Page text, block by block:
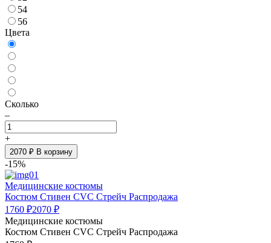
54
56
Цвета
Сколько
–
+
2070 ₽ В корзину
-15%
Медицинские костюмы
Костюм Стивен CVC Стрейч Распродажа
1760 ₽2070 ₽
Медицинские костюмы
Костюм Стивен CVC Стрейч Распродажа